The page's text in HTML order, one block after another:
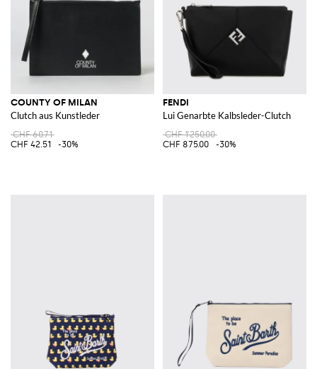
COUNTY OF MILAN
Clutch aus Kunstleder
CHF 60.71
CHF 42.51
-30%
FENDI
Lui Genarbte Kalbsleder-Clutch
CHF 1'250.00
CHF 875.00
-30%